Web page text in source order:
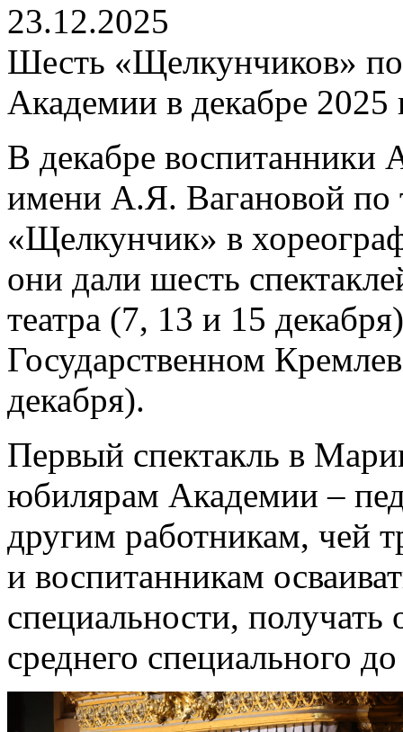
23.12.2025
Шесть «Щелкунчиков»
Академии в декабре 2025
В декабре воспитанники
имени А.Я. Вагановой по
«Щелкунчик» в
они дали шесть
театра (7, 13 и 15
Государственном
декабря).
Первый спектакль в
юбилярам Академии –
другим работникам, чей
и воспитанникам
специальности, получать
среднего специального